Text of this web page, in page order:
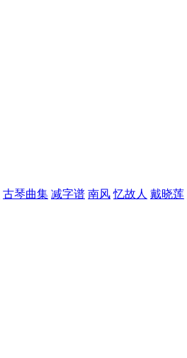
古琴曲集 减字谱 南风 忆故人 戴晓莲